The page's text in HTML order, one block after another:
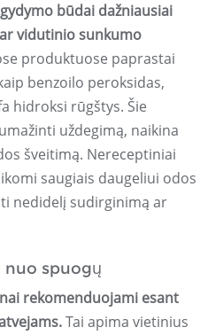
būdai dažniausiai
vidutinio sunkumo
produktuose paprastai
benzoilo peroksidas,
hidroksi rūgštys. Šie
uždegimą, naikina
šveitimą. Nereceptiniai
saugiais daugeliui odos
nedidelį sudirginimą ar
nuo spuogų
rekomenduojami esant
Tai apima vietinius